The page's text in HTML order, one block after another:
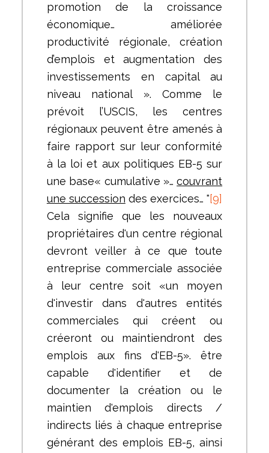
promotion de la croissance
économique… améliorée
productivité régionale, création
d’emplois et augmentation des
investissements en capital au
niveau national ». Comme le
prévoit l’USCIS, les centres
régionaux peuvent être amenés à
faire rapport sur leur conformité
à la loi et aux politiques EB-5 sur
une base« cumulative »…couvrant
une succession des exercices… "[9]
Cela signifie que les nouveaux
propriétaires d'un centre régional
devront veiller à ce que toute
entreprise commerciale associée
à leur centre soit «un moyen
d'investir dans d'autres entités
commerciales qui créent ou
créeront ou maintiendront des
emplois aux fins d'EB-5». être
capable d'identifier et de
documenter la création ou le
maintien d'emplois directs /
indirects liés à chaque entreprise
générant des emplois EB-5, ainsi